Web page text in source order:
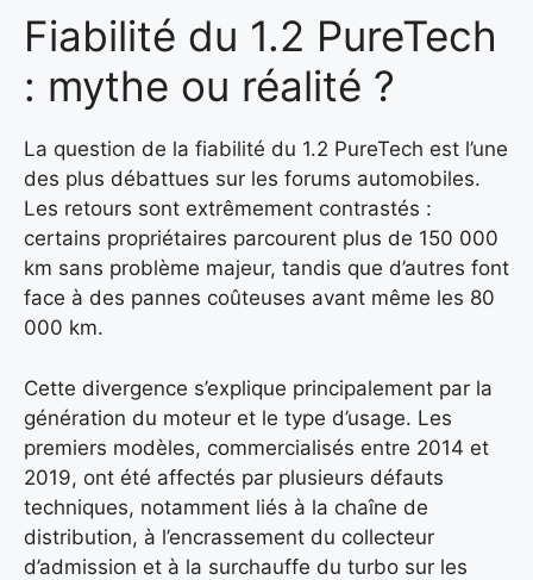
Fiabilité du 1.2 PureTech
: mythe ou réalité ?
La question de la fiabilité du 1.2 PureTech est l’une
des plus débattues sur les forums automobiles.
Les retours sont extrêmement contrastés :
certains propriétaires parcourent plus de 150 000
km sans problème majeur, tandis que d’autres font
face à des pannes coûteuses avant même les 80
000 km.
Cette divergence s’explique principalement par la
génération du moteur et le type d’usage. Les
premiers modèles, commercialisés entre 2014 et
2019, ont été affectés par plusieurs défauts
techniques, notamment liés à la chaîne de
distribution, à l’encrassement du collecteur
d’admission et à la surchauffe du turbo sur les